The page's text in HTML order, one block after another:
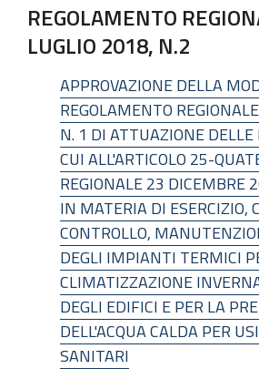
REGOLAMENTO
LUGLIO 2018, N.2
APPROVAZIONE DELLA
REGOLAMENTO
N. 1 DI ATTUAZIONE
CUI ALL'ARTICOLO 25-
REGIONALE 23 DICEMBRE
IN MATERIA DI ESERCIZIO,
CONTROLLO,
DEGLI IMPIANTI TERMICI
CLIMATIZZAZIONE
DEGLI EDIFICI E PER LA
DELL'ACQUA CALDA PER
SANITARI